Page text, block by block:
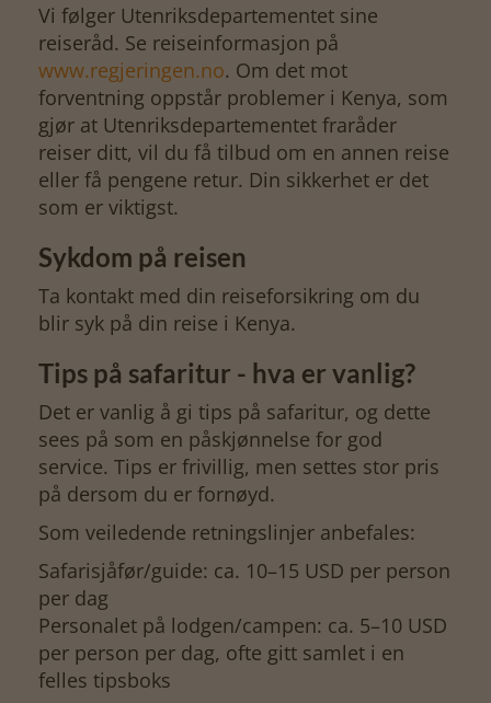
Vi følger Utenriksdepartementet sine
reiseråd. Se reiseinformasjon på
www.regjeringen.no. Om det mot
forventning oppstår problemer i Kenya, som
gjør at Utenriksdepartementet fraråder
reiser ditt, vil du få tilbud om en annen reise
eller få pengene retur. Din sikkerhet er det
som er viktigst.
Sykdom på reisen
Ta kontakt med din reiseforsikring om du
blir syk på din reise i Kenya.
Tips på safaritur - hva er vanlig?
Det er vanlig å gi tips på safaritur, og dette
sees på som en påskjønnelse for god
service. Tips er frivillig, men settes stor pris
på dersom du er fornøyd.
Som veiledende retningslinjer anbefales:
Safarisjåfør/guide: ca. 10–15 USD per person
per dag
Personalet på lodgen/campen: ca. 5–10 USD
per person per dag, ofte gitt samlet i en
felles tipsboks